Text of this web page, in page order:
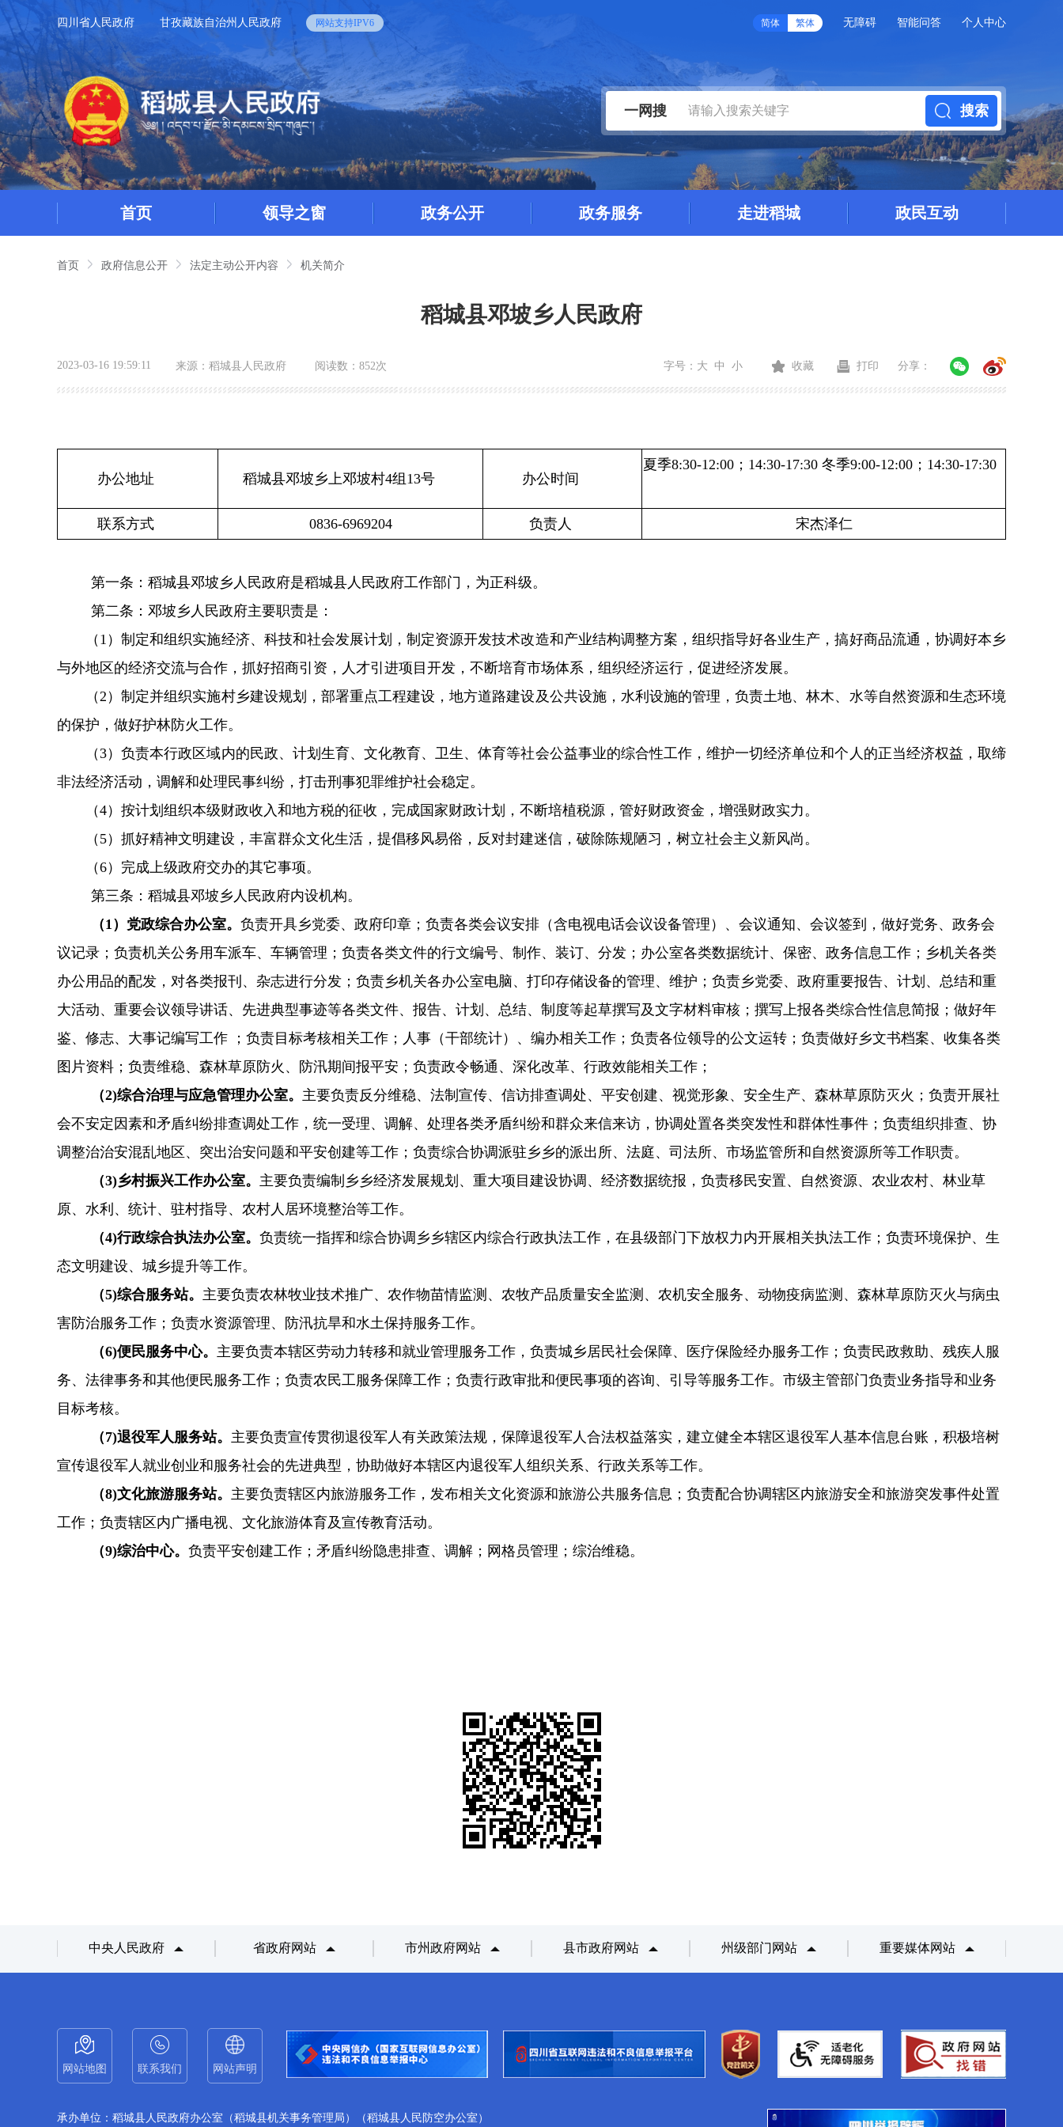
四川省人民政府 甘孜藏族自治州人民政府 网站支持IPV6 简体 繁体 无障碍 智能问答 个人中心
一网搜 搜索
首页 领导之窗 政务公开 政务服务 走进稻城 政民互动
首页 政府信息公开 法定主动公开内容 机关简介
稻城县邓坡乡人民政府
2023-03-16 19:59:11 来源： 稻城县人民政府 阅读数： 852次 字号： 大 中 小 收藏 打印 分享：
办公地址 稻城县邓坡乡上邓坡村4组13号 办公时间
夏季8:30-12:00； 14:30-17:30 冬季9:00-12:00；14:30-17:30
联系方式 0836-6969204 负责人 宋杰泽仁
第一条：稻城县邓坡乡人民政府是稻城县人民政府工作部门，为正科级。
第二条： 邓坡乡 人民政府主要职责是：
（1）制定和组织实施经济、科技和社会发展计划，制定资源开发技术改造和产业结构调整方案，组织指导好各业生产，搞好商品流通，协调好本乡
与外地区的经济交流与合作，抓好招商引资，人才引进项目开发，不断培育市场体系，组织经济运行，促进经济发展。
（2）制定并组织实施村乡建设规划，部署重点工程建设，地方道路建设及公共设施，水利设施的管理，负责土地、林木、水等自然资源和生态环境
的保护，做好护林防火工作。
（3）负责本行政区域内的民政、计划生育、文化教育、卫生、体育等社会公益事业的综合性工作，维护一切经济单位和个人的正当经济权益，取缔
非法经济活动，调解和处理民事纠纷，打击刑事犯罪维护社会稳定。
（4）按计划组织本级财政收入和地方税的征收，完成国家财政计划，不断培植税源，管好财政资金，增强财政实力。
（5）抓好精神文明建设，丰富群众文化生活，提倡移风易俗，反对封建迷信，破除陈规陋习，树立社会主义新风尚。
（6）完成上级政府交办的其它事项。
第三条： 稻城县邓坡乡 人民政府内设机构。
（1） 党政综合办公室。 负责开具乡党委、政府印章；负责各类会议安排（含电视电话会议设备管理）、会议通知、会议签到，做好党务、政务会
议记录；负责机关公务用车派车、车辆管理；负责各类文件的行文编号、制作、装订、分发；办公室各类数据统计、保密、政务信息工作； 乡机关各类
办公用品的配发，对各类报刊、杂志进行分发；负责乡机关各办公室电脑、打印存储设备的管理、维护；负责乡党委、政府重要报告、计划、总结和重
大活动、重要会议领导讲话、先进典型事迹等各类文件、报告、计划、总结、制度等起草撰写及文字材料审核；撰写上报各类综合性信息简报；做好年
鉴、修志、大事记编写工作
；负责目标考核相关工作；人事（干部统计）、编办相关工作；负责各位领导的公文运转；负责做好乡文书档案、收集各类
图片资料；负责维稳、森林草原防火、防汛期间报平安；负责政令畅通、深化改革、行政效能相关工作；
（2)综合治理与应急管理办公室。 主要负责反分维稳、法制宣传、信访排查调处、平安创建、视觉形象、安全生产、森林草原防灭火；负责开展社
会不安定因素和矛盾纠纷排查调处工作，统一受理、调解、处理各类矛盾纠纷和群众来信来访，协调处置各类突发性和群体性事件；负责组织排查、协
调整治治安混乱地区、突出治安问题和平安创建等工作；负责综合协调派驻乡乡的派出所、法庭、司法所、市场监管所和自然资源所等工作职责。
（3)乡村振兴工作办公室。 主要负责编制乡乡经济发展规划、重大项目建设协调、经济数据统报，负责移民安置、自然资源、农业农村、林业草
原、水利、统计、驻村指导、农村人居环境整治等工作。
（4)行政综合执法办公室。 负责统一指挥和综合协调乡乡辖区内综合行政执法工作，在县级部门下放权力内开展相关执法工作；负责环境保护、生
态文明建设、城乡提升等工作。
（5)综合服务站。 主要负责农林牧业技术推广、农作物苗情监测、农牧产品质量安全监测、农机安全服务、动物疫病监测、森林草原防灭火与病虫
害防治服务工作；负责水资源管理、防汛抗旱和水土保持服务工作。
（6)便民服务中心。 主要负责本辖区劳动力转移和就业管理服务工作，负责城乡居民社会保障、医疗保险经办服务工作；负责民政救助、残疾人服
务、法律事务和其他便民服务工作；负责农民工服务保障工作；负责行政审批和便民事项的咨询、引导等服务工作。市级主管部门负责业务指导和业务
目标考核。
（7)退役军人服务站。 主要负责宣传贯彻退役军人有关政策法规，保障退役军人合法权益落实，建立健全本辖区退役军人基本信息台账，积极培树
宣传退役军人就业创业和服务社会的先进典型，协助做好本辖区内退役军人组织关系、行政关系等工作。
（8)文化旅游服务站。 主要负责辖区内旅游服务工作，发布相关文化资源和旅游公共服务信息；负责配合协调辖区内旅游安全和旅游突发事件处置
工作；负责辖区内广播电视、文化旅游体育及宣传教育活动。
（9)综治中心。 负责平安创建工作；矛盾纠纷隐患排查、调解；网格员管理；综治维稳。
中央人民政府 省政府网站 市州政府网站 县市政府网站 州级部门网站 重要媒体网站
网站地图 联系我们 网站声明
承办单位：稻城县人民政府办公室（稻城县机关事务管理局）（稻城县人民防空办公室）